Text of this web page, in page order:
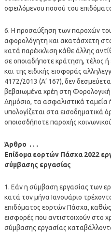
οφειλόμενου ποσού του
6. Η προσαύξηση των παροχών
αφορολόγητη και ακατάσχετη
κατά παρέκκλιση κάθε άλλης
σε οποιαδήποτε κράτηση, τέλος
και της ειδικής εισφοράς
4172/2013 (Α’ 167), δεν
βεβαιωμένα χρέη στη Φορολογική
Δημόσιο, τα ασφαλιστικά ταμεία
υπολογίζεται στα εισοδηματικά
οποιοσδήποτε παροχής
Άρθρο . . .
Επίδομα εορτών Πάσχα 2022
σύμβασης εργασίας
1. Εάν η σύμβαση εργασίας των
κατά τον μήνα Ιανουάριο
επιδόματος εορτών Πάσχα, καθώς
εισφορές που αντιστοιχούν στο
σύμβασης εργασίας